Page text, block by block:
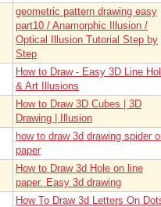
geometric pattern drawing easy
part10 / Anamorphic Illusion /
Optical Illusion Tutorial Step by
Step
How to Draw - Easy 3D Line
& Art Illusions
How to Draw 3D Cubes | 3D
Drawing | Illusion
how to draw 3d drawing spider
paper
How to Draw 3d Hole on line
paper. Easy 3d drawing
How To Draw 3d Letters On